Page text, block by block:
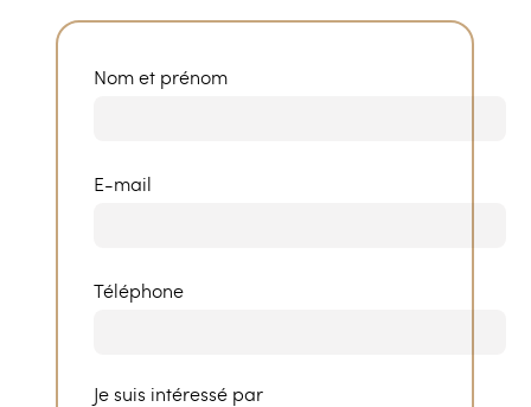
Nom et prénom
E-mail
Téléphone
Je suis intéressé par